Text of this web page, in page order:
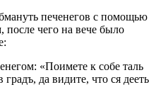
печенегов с помощью
после чего на вече было
«Поимете к собе таль
да видите, что ся дееть